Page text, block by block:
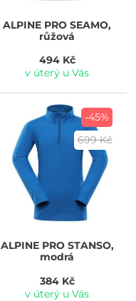
ALPINE PRO SEAMO,
růžová
494 Kč
v úterý u Vás
-45%
699 Kč
ALPINE PROSTANSO,
modrá
384 Kč
v úterý u Vás